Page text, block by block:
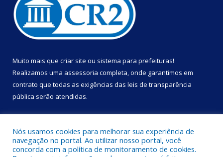
Muito mais que criar site ou sistema para prefeituras!
Realizamos uma assessoria completa, onde garantimos em
contrato que todas as exigências das leis de transparência
pública serão atendidas.
Nós usamos cookies para melhorar sua experiência de
navegação no portal. Ao utilizar nosso portal, você
concorda com a política de monitoramento de cookies.